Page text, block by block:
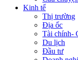
Kinh tế
Thị trường
Địa ốc
Tài chính-
Du lịch
Đầu tư